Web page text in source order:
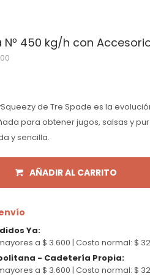
450 kg/h con
de Tre Spade es la
para obtener jugos, salsas y
y sencilla.
AÑADIR AL CARRITO
Ya:
a $ 3.600 | Costo normal: $
- Cadetería Propia:
a $ 3.600 | Costo normal: $